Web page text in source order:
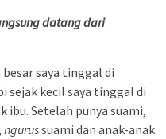
datang dari
saya tinggal di
sejak kecil saya tinggal di
ibu. Setelah punya suami,
ngurussuami dan anak-anak.